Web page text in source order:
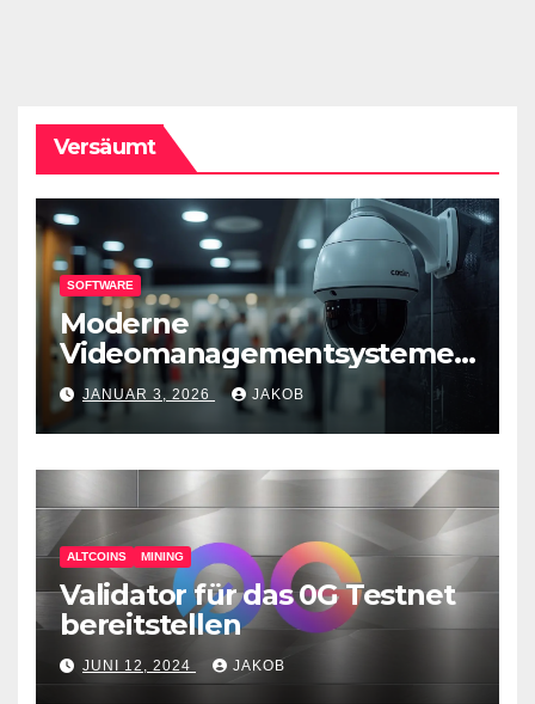
Versäumt
SOFTWARE
Moderne
Videomanagementsysteme
(VMS) – mehr als nur
Überwachungswerkzeuge
JANUAR 3, 2026 JAKOB
ALTCOINS MINING
Validator für das 0G Testnet
bereitstellen
JUNI 12, 2024 JAKOB